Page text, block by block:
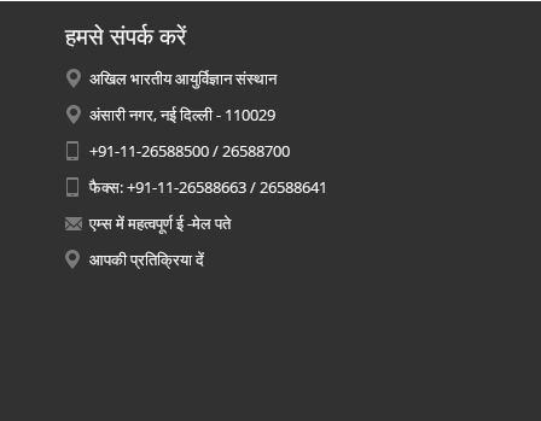
हमसे संपर्क करें
अखिल भारतीय आयुर्विज्ञान संस्थान
अंसारी नगर, नई दिल्ली - 110029
+91-11-26588500 / 26588700
फैक्स: +91-11-26588663 / 26588641
एम्स में महत्वपूर्ण ई -मेल पते
आपकी प्रतिक्रिया दें